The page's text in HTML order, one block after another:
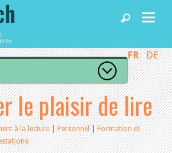
FR DE
le plaisir de lire
à la lecture|Personnel|Formation et